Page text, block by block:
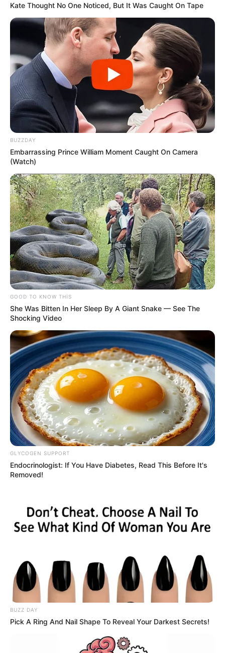
Ceyhun Bayramov: Zelenski Ukraynaya
göstərdiyi humanitar yardımla bağlı
Prezident İlham Əliyevə təşəkkür edib
74 0
22:32 / 06 Avqust 2026
Pensiya alanların
73 0 0
22:20 / 06 Avqust 2026
Velosiped sürən beş yaşlı uşaq
traktorun altında qalaraq öldü
Kate Thought No One Noticed, But It Was Caught On Tape
BUZZDAY
Embarrassing Prince William Moment Caught On Camera
(Watch)
GOOD TO KNOW THIS
She Was Bitten In Her Sleep By A Giant Snake — See The
Shocking Video
GLYCOGEN SUPPORT
Endocrinologist: If You Have Diabetes, Read This Before It's
Removed!
BUZZ DAY
Pick A Ring And Nail Shape To Reveal Your Darkest Secrets!